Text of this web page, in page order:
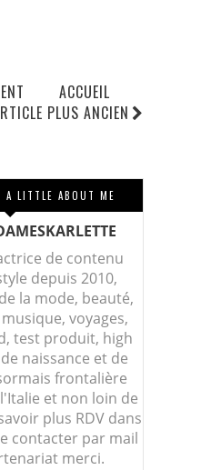
PLUS ANCIEN
ACCUEIL
LITTLE ABOUT ME
de contenu
depuis 2010,
la mode, beauté,
voyages,
test produit, high
naissance et de
frontalière
et non loin de
plus RDV dans
contacter par mail
merci.